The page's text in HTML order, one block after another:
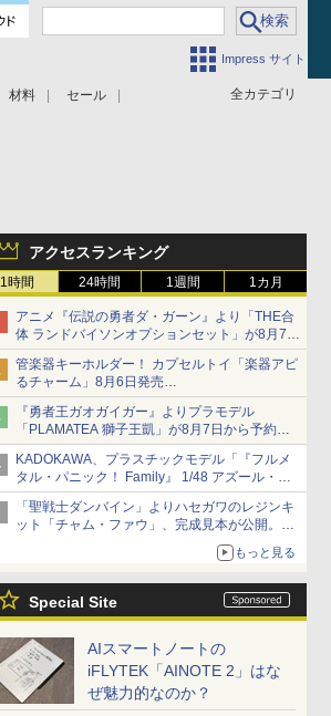
Impress サイト
全カテゴリ
材料 セール
アクセスランキング
1時間 24時間 1週間 1カ月
アニメ『伝説の勇者ダ・ガーン』より「THE合
体 ランドバイソンオプションセット」が8月7日
から予約受付開始！
管楽器キーホルダー！ カプセルトイ「楽器アピ
るチャーム」8月6日発売
チューバ、テナサクなど5種各3色
『勇者王ガオガイガー』よりプラモデル
「PLAMATEA 獅子王凱」が8月7日から予約受
付開始！
KADOKAWA、プラスチックモデル「『フルメ
タル・パニック！ Family』 1/48 アズール・レ
イヴン」の発売延期を発表
8月から9月に延期
「聖戦士ダンバイン」よりハセガワのレジンキ
ット「チャム・ファウ」、完成見本が公開。9
もっと見る
Special Site
AIスマートノートの
iFLYTEK「AINOTE 2」はな
ぜ魅力的なのか？